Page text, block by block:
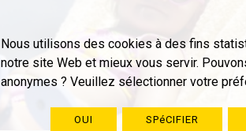
Nous utilisons des cookies à des fins
notre site Web et mieux vous servir.
anonymes ? Veuillez sélectionner votre
OUI SPéCIFIER